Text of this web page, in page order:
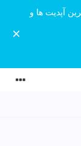
آپدیت ها و
×